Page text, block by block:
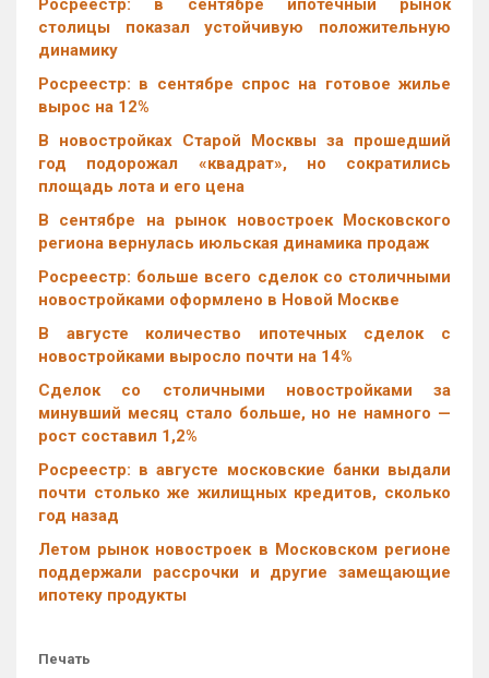
Росреестр: в сентябре ипотечный рынок
столицы показал устойчивую положительную
динамику
Росреестр: в сентябре спрос на готовое жилье
вырос на 12%
В новостройках Старой Москвы за прошедший
год подорожал «квадрат», но сократились
площадь лота и его цена
В сентябре на рынок новостроек Московского
региона вернулась июльская динамика продаж
Росреестр: больше всего сделок со столичными
новостройками оформлено в Новой Москве
В августе количество ипотечных сделок с
новостройками выросло почти на 14%
Cделок со столичными новостройками за
минувший месяц стало больше, но не намного —
рост составил 1,2%
Росреестр: в августе московские банки выдали
почти столько же жилищных кредитов, сколько
год назад
Летом рынок новостроек в Московском регионе
поддержали рассрочки и другие замещающие
ипотеку продукты
Печать